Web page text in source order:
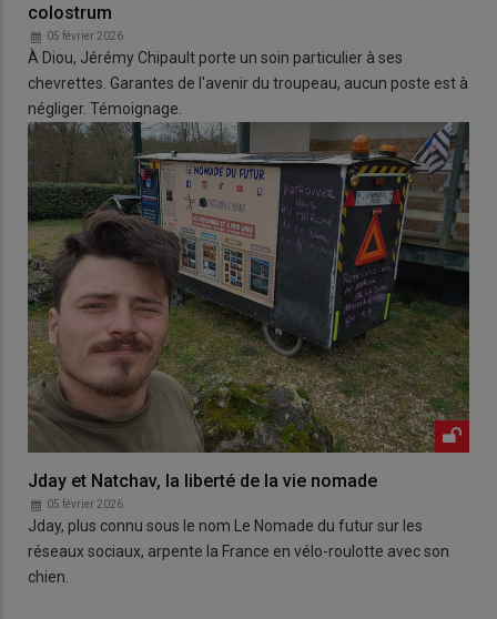
colostrum
05 février 2026
À Diou, Jérémy Chipault porte un soin particulier à ses
chevrettes. Garantes de l'avenir du troupeau, aucun poste est à
négliger. Témoignage.
Jday et Natchav, la liberté de la vie nomade
05 février 2026
Jday, plus connu sous le nom Le Nomade du futur sur les
réseaux sociaux, arpente la France en vélo-roulotte avec son
chien.